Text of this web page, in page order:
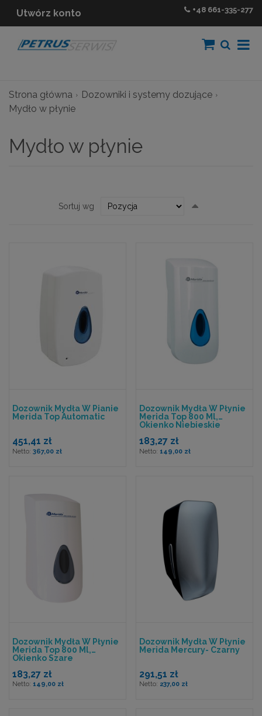
Utwórz konto +48 661-335-277
Strona główna
Dozowniki i systemy dozujące
Mydło w płynie
Mydło w płynie
Sortuj wg
kierunek
Dozownik Mydła W Pianie
Merida Top Automatic
451,41 zł
367,00 zł
Dozownik Mydła W Płynie
Merida Top 800 Ml,
Okienko Niebieskie
183,27 zł
149,00 zł
Dozownik Mydła W Płynie
Merida Top 800 Ml,
Okienko Szare
183,27 zł
149,00 zł
Dozownik Mydła W Płynie
Merida Mercury- Czarny
291,51 zł
237,00 zł